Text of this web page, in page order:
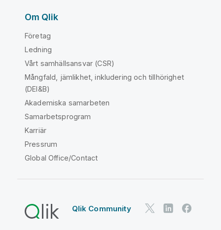
Om Qlik
Företag
Ledning
Vårt samhällsansvar (CSR)
Mångfald, jämlikhet, inkludering och tillhörighet
(DEI&B)
Akademiska samarbeten
Samarbetsprogram
Karriär
Pressrum
Global Office/Contact
Qlik Community